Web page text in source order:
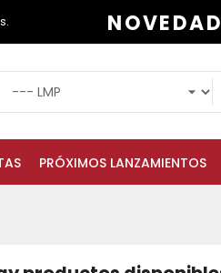
PRÓXIMOS LANZAMIENTOS